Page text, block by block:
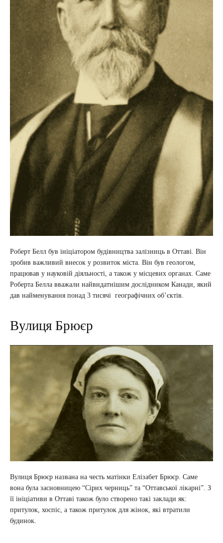
Роберт Белл був ініціатором будівництва залізниць в Оттаві. Він
зробив важливий внесок у розвиток міста. Він був геологом,
працював у науковій діяльності, а також у місцевих органах. Саме
Роберта Белла вважали найвидатнішим дослідником Канади, який
дав найменування понад 3 тисячі географічних об’єктів.
Вулиця Брюєр
Вулиця Брюєр названа на честь матінки Елізабет Брюєр. Саме
вона була засновницею “Сірих черниць” та “Оттавської лікарні”. З
її ініціативи в Оттаві також було створено такі заклади як:
притулок, хоспіс, а також притулок для жінок, які втратили
будинок.